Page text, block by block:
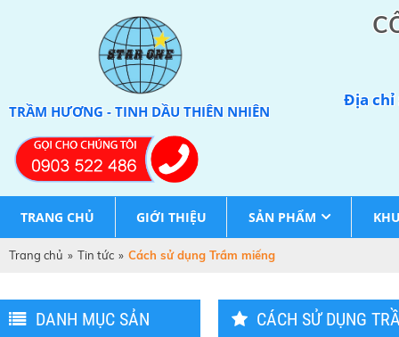
TRẦM HƯƠNG - TINH DẦU THIÊN NHIÊN
Địa chỉ
TRANG CHỦ GIỚI THIỆU SẢN PHẨM
Trang chủ » Tin tức » Cách sử dụng Trầm miếng
DANH MỤC SẢN
CÁCH SỬ DỤNG